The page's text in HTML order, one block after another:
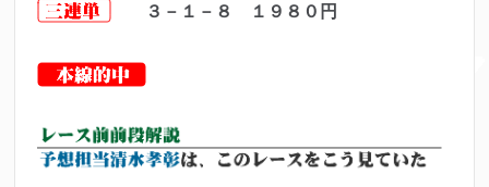
３－１－８ １９８０円